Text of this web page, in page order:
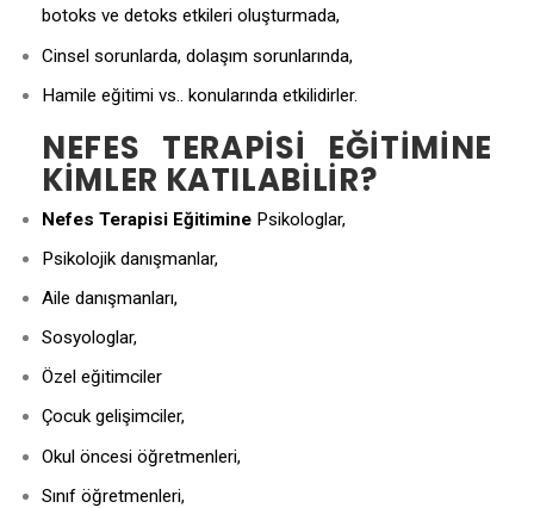
botoks ve detoks etkileri oluşturmada,
Cinsel sorunlarda, dolaşım sorunlarında,
Hamile eğitimi vs.. konularında etkilidirler.
NEFES TERAPISI EĞITIMINE
KIMLER KATILABILIR?
Nefes Terapisi Eğitimine Psikologlar,
Psikolojik danışmanlar,
Aile danışmanları,
Sosyologlar,
Özel eğitimciler
Çocuk gelişimciler,
Okul öncesi öğretmenleri,
Sınıf öğretmenleri,